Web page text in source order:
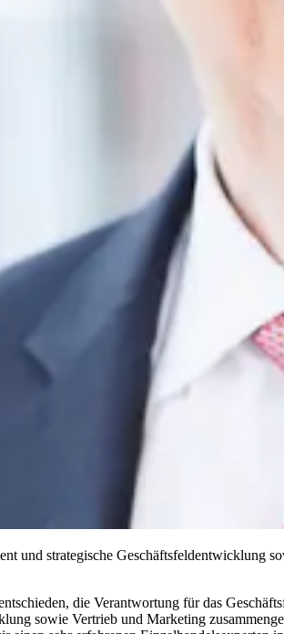
und strategische Geschäftsfeldentwicklung
die Verantwortung für das
sowie Vertrieb und Marketing